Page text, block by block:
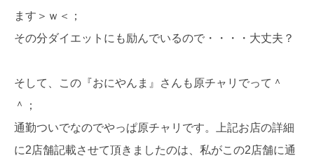
ます＞ｗ＜；
その分ダイエットにも励んでいるので・・・・大丈夫？
そして、この『おにやんま』さんも原チャリでって＾
＾；
通勤ついでなのでやっぱ原チャリです。上記お店の詳細
に2店舗記載させて頂きましたのは、私がこの2店舗に通